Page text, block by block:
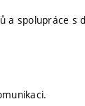
spolupráce s